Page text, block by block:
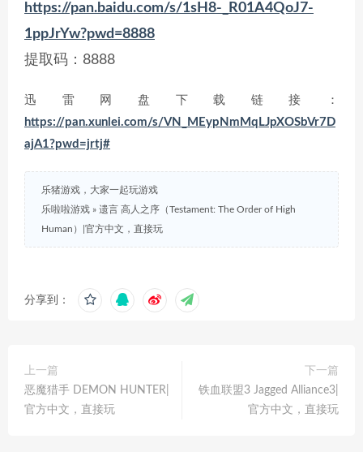
https://pan.baidu.com/s/1sH8-_R01A4QoJ7-
1ppJrYw?pwd=8888
提取码：8888
迅雷网盘下载链接：
https://pan.xunlei.com/s/VN_MEypNmMqLJpXOSbVr7D
ajA1?pwd=jrtj#
乐猪游戏，大家一起玩游戏
乐啦啦游戏 » 遗言 高人之序（Testament: The Order of High
Human）|官方中文，直接玩
分享到：
上一篇
恶魔猎手 DEMON HUNTER|
官方中文，直接玩
下一篇
铁血联盟3 Jagged Alliance3|
官方中文，直接玩